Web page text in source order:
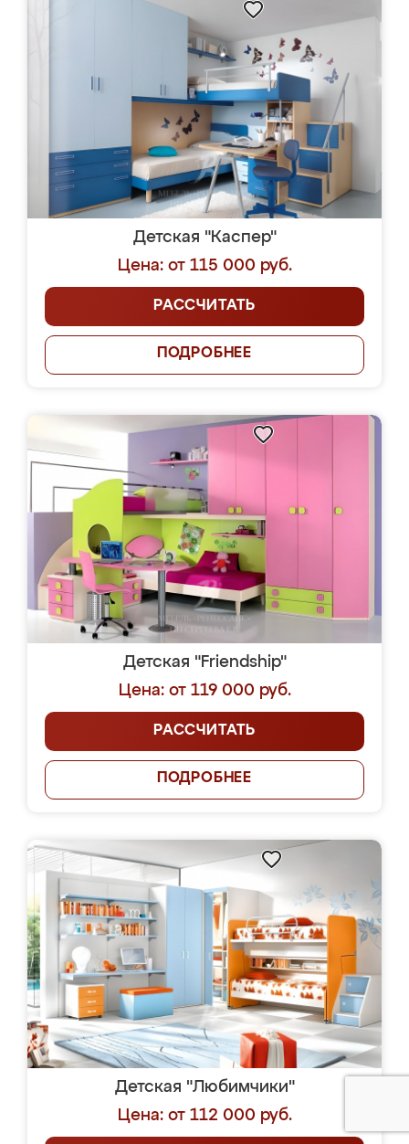
Детская "Каспер"
Цена: от 115 000 руб.
РАССЧИТАТЬ
ПОДРОБНЕЕ
Детская "Friendship"
Цена: от 119 000 руб.
РАССЧИТАТЬ
ПОДРОБНЕЕ
Детская "Любимчики"
Цена: от 112 000 руб.